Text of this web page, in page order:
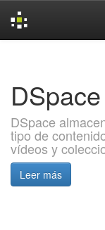
DSpace
DSpace
tipo de
vídeos y
Leer más